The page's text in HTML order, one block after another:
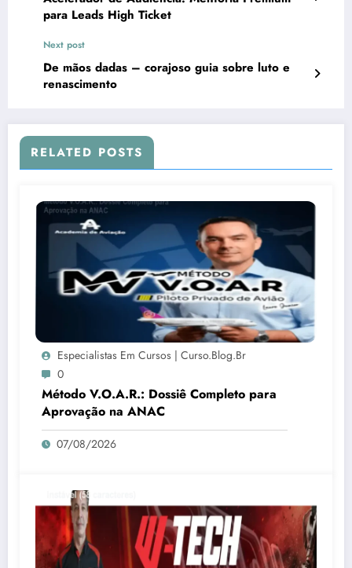
para Leads High Ticket
Next post
De mãos dadas – corajoso guia sobre luto e
renascimento
RELATED POSTS
Especialistas Em Cursos | Curso.blog.br
0
Método V.O.A.R.: Dossiê Completo para
Aprovação na ANAC
07/08/2026